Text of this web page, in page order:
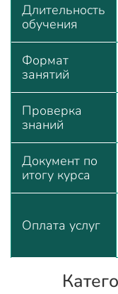
Длительность
обучения
Формат
занятий
Проверка
знаний
Документ по
итогу курса
Оплата услуг